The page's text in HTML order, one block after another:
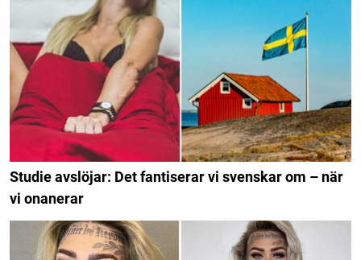
Studie avslöjar: Det fantiserar vi svenskar om – när
vi onanerar